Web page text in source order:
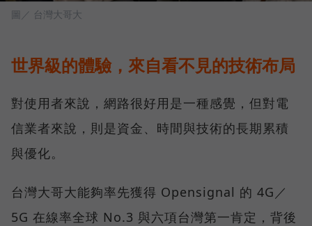
圖／ 台灣大哥大
世界級的體驗，來自看不見的技術布局
對使用者來說，網路很好用是一種感覺，但對電
信業者來說，則是資金、時間與技術的長期累積
與優化。
台灣大哥大能夠率先獲得 Opensignal 的 4G／
5G 在線率全球 No.3 與六項台灣第一肯定，背後